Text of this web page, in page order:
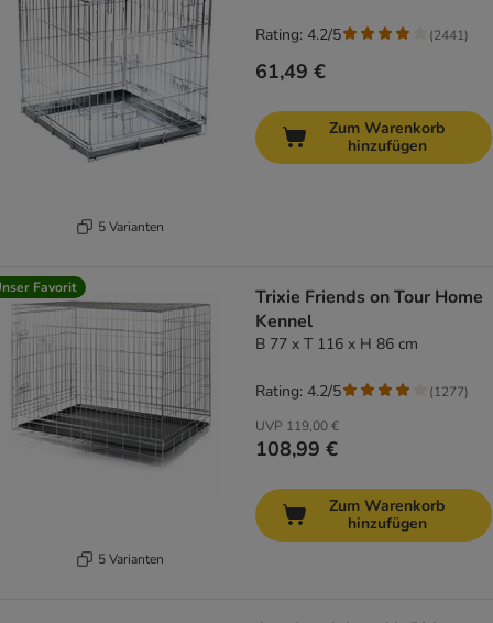
5 Varianten
61,49 €
Rating: 4.2/5 (2441)
Zum Warenkorb
hinzufügen
Favorit
5 Varianten
Trixie Friends on Tour Home
Kennel
B 77 x T 116 x H 86 cm
UVP 119,00 €
108,99 €
Rating: 4.2/5 (1277)
Zum Warenkorb
hinzufügen